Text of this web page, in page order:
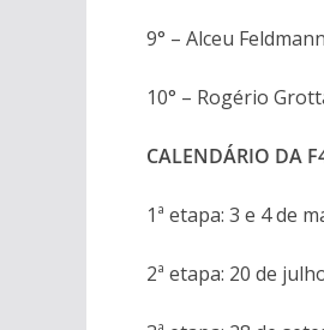
9° – Alceu
10° – Rogério
CALENDÁRIO DA
1ª etapa: 3 e 4 de
2ª etapa: 20 de